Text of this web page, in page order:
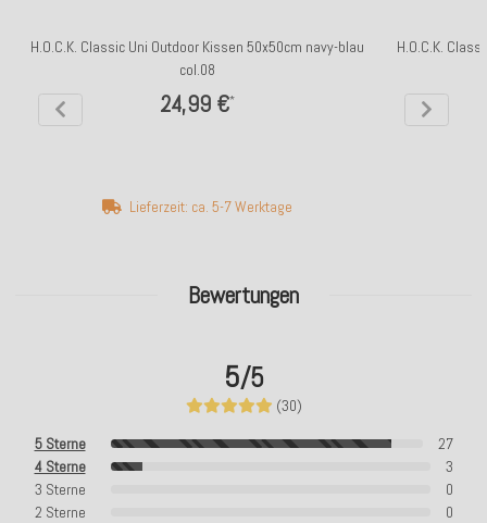
Bewertungen
5/5
(30)
5 Sterne
27
4 Sterne
3
3 Sterne
0
2 Sterne
0
H.O.C.K. Classic Uni Outdoor Kissen 50x50cm navy-blau
col.08
24,99 €*
Lieferzeit: ca. 5-7 Werktage
H.O.C.K.